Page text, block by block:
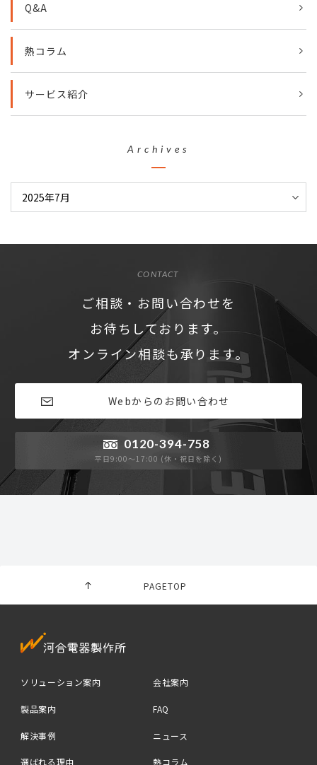
Q&A
熱コラム
サービス紹介
Archives
CONTACT
ご相談・お問い合わせを
お待ちしております。
オンライン相談も承ります。
Webからのお問い合わせ
0120-394-758
平日9:00〜17:00 (休・祝日を除く)
PAGETOP
ソリューション案内
製品案内
解決事例
選ばれる理由
会社案内
FAQ
ニュース
熱コラム